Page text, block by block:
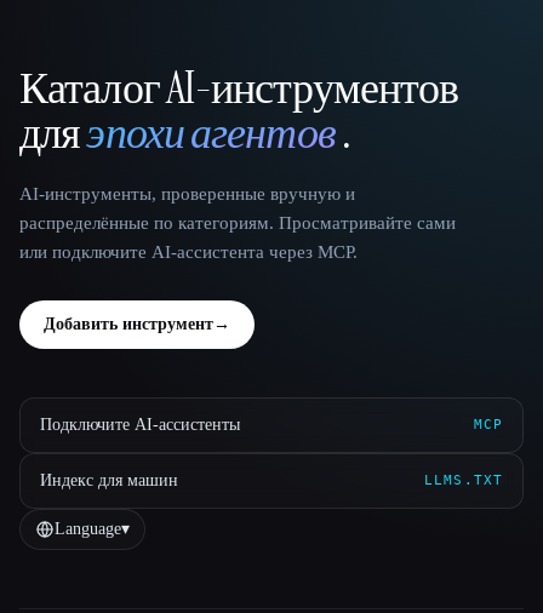
That AI Collection
Каталог AI-инструментов
дляэпохи агентов.
AI-инструменты, проверенные вручную и
распределённые по категориям. Просматривайте сами
или подключите AI-ассистента через MCP.
Добавить инструмент→
Подключите AI-ассистенты MCP
Индекс для машин LLMS.TXT
Language▾